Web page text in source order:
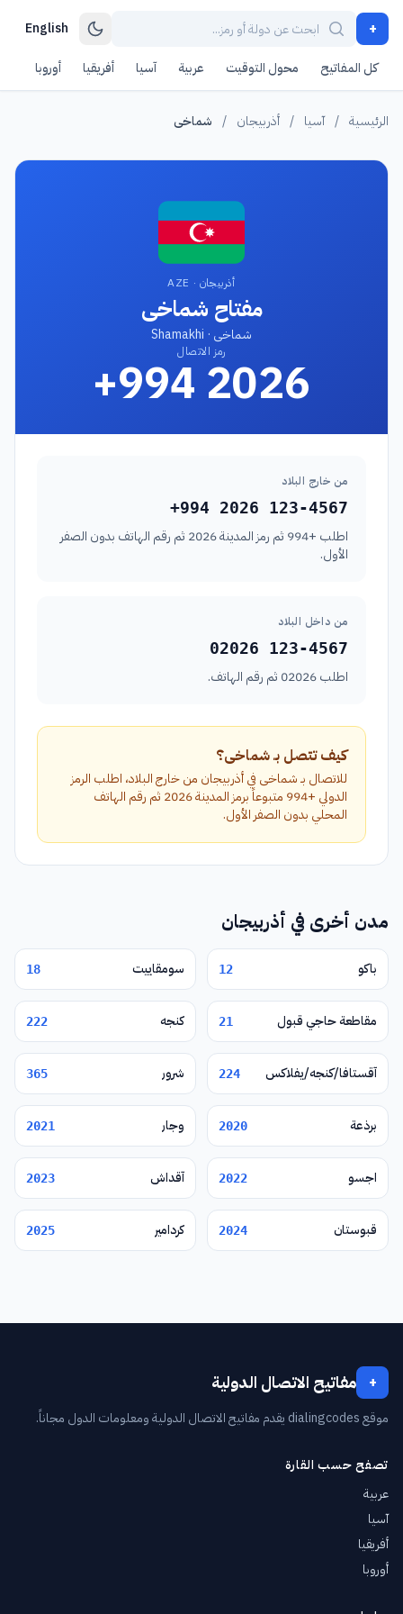
+
English
كل المفاتيح محول التوقيت عربية آسيا أفريقيا أوروبا
الرئيسية / آسيا / أذربيجان / شماخى
أذربيجان · AZE
مفتاح شماخى
شماخى · Shamakhi
رمز الاتصال
+994 2026
من خارج البلاد
+994 2026 123-4567
اطلب +994 ثم رمز المدينة 2026 ثم رقم الهاتف بدون الصفر
الأول.
من داخل البلاد
02026 123-4567
اطلب 02026 ثم رقم الهاتف.
كيف تتصل بـ شماخى؟
للاتصال بـ شماخى في أذربيجان من خارج البلاد، اطلب الرمز
الدولي +994 متبوعاً برمز المدينة 2026 ثم رقم الهاتف
المحلي بدون الصفر الأول.
مدن أخرى في أذربيجان
باكو 12 سومقاييت 18
مقاطعة حاجي قبول 21 كنجه 222
آقستافا/كنجه/يفلاكس 224 شرور 365
برذعة 2020 وجار 2021
اجسو 2022 آقداش 2023
قبوستان 2024 كردامير 2025
+ مفاتيح الاتصال الدولية
موقع dialingcodes يقدم مفاتيح الاتصال الدولية ومعلومات الدول مجاناً.
تصفح حسب القارة
عربية
آسيا
أفريقيا
أوروبا